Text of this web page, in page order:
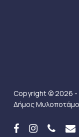
Copyright © 2026 -
Δήμος
facebookinstagramphoneemail